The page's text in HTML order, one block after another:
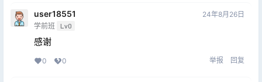
user18551
学前班 Lv0
24年8月26日
感谢
0 0 举报 回复